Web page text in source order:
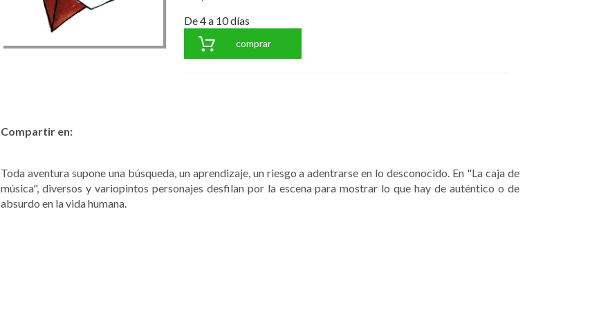
De 4 a 10 días
comprar
Compartir en:
Toda aventura supone una búsqueda, un aprendizaje, un riesgo a adentrarse en lo desconocido. En "La caja de
música", diversos y variopintos personajes desfilan por la escena para mostrar lo que hay de auténtico o de
absurdo en la vida humana.